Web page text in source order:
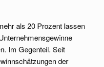
als 20 Prozent lassen
Im Gegenteil. Seit
der